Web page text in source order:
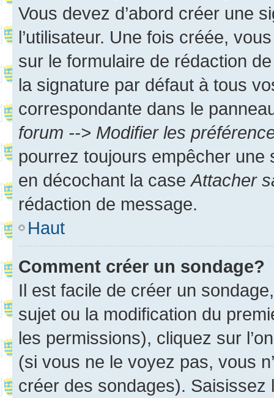
Vous devez d’abord créer une
l’utilisateur. Une fois créée,
sur le formulaire de rédaction
la signature par défaut à tous
correspondante dans le
forum --> Modifier les
pourrez toujours empêcher une
en décochant la case Attacher
rédaction de message.
Haut
Comment créer un sondage?
Il est facile de créer un
sujet ou la modification du
les permissions), cliquez sur
(si vous ne le voyez pas, vous
créer des sondages).